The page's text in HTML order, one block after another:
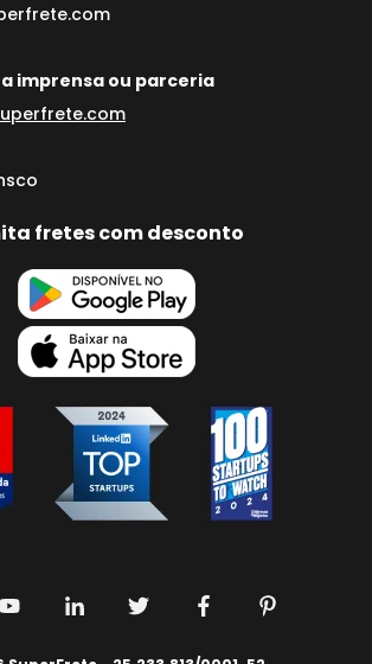
imprensa ou parceria
fretes com desconto